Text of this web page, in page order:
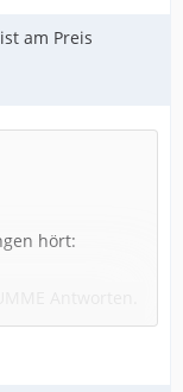
am Preis
hört:
Antworten.